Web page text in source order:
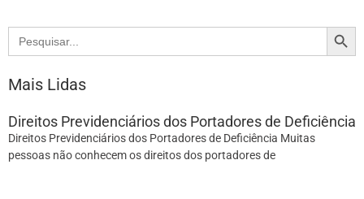
Search
for:
Mais Lidas
Direitos Previdenciários dos Portadores de Deficiência
Direitos Previdenciários dos Portadores de Deficiência Muitas
pessoas não conhecem os direitos dos portadores de